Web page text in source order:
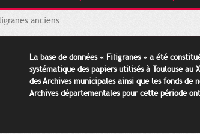
anciens
La base de données « Filigranes » a été
systématique des papiers utilisés à Toulouse au
des Archives municipales ainsi que les fonds de
Archives départementales pour cette période